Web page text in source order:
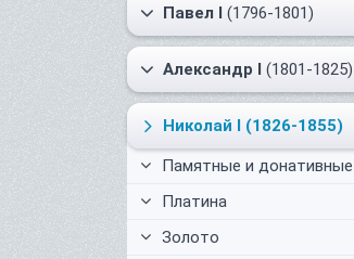
Павел I (1796-1801)
Александр I (1801-1825)
Николай I (1826-1855)
Памятные и донативные
Платина
Золото